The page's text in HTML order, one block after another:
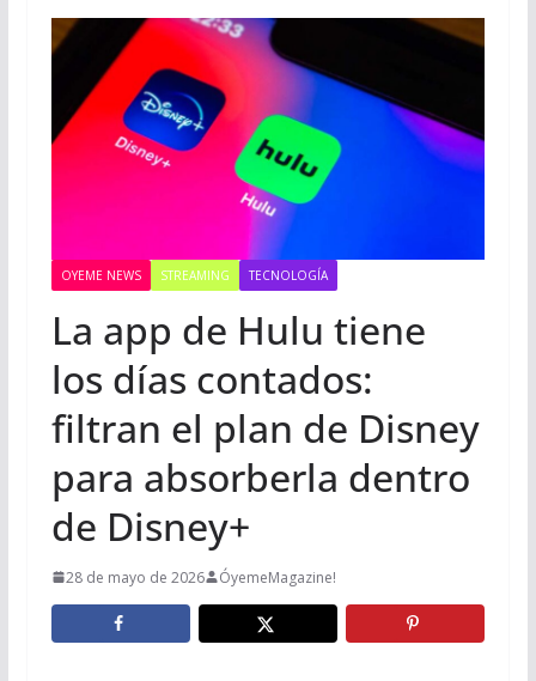
OYEME NEWS STREAMING TECNOLOGÍA
La app de Hulu tiene
los días contados:
filtran el plan de Disney
para absorberla dentro
de Disney+
28 de mayo de 2026 ÓyemeMagazine!